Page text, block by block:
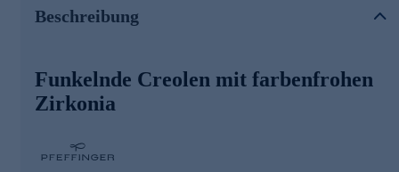
tropfen- und navettförmig – verleihen den Creolen eine
etwa 2,11 cm und einer Länge von 3,27 cm sind diese
Creolen ein echter Blickfang, der dennoch angenehm zu
tragen ist. Der sichere Klappverschluss sorgt dafür, dass Sie
unbeschwert genießen können. Ob als glamouröses
Highlight zu Ihrem Abend-Outfit oder als farbenfroher
Beschreibung
Funkelnde Creolen mit farbenfrohen
Zirkonia